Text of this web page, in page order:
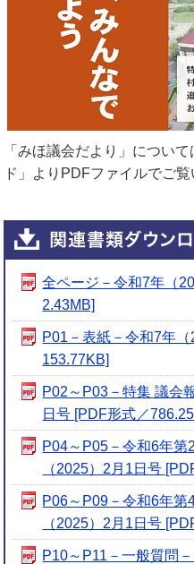
「みほ議会だより」につい
ド」よりPDFファイルでご覧
全ページ－令和7年（
2.43MB]
P01－表紙－令和7年
153.77KB]
P02～P03－特集 議会
日号 [PDF形式／
P04～P05－令和6年第
（2025）2月1日号
P06～P09－令和6年第
（2025）2月1日号
P10～P11－一般質問